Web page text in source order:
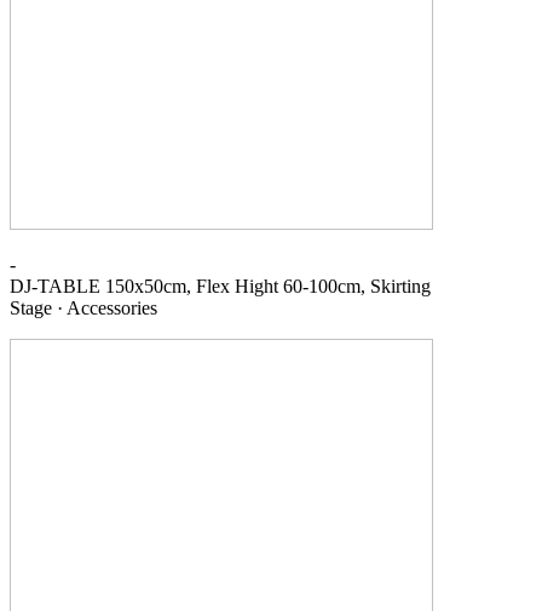
-
DJ-TABLE 150x50cm, Flex Hight 60-100cm, Skirting
Stage · Accessories